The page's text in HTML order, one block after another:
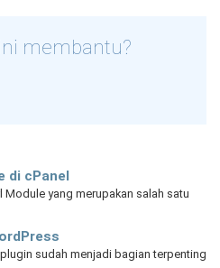
membantu?
di cPanel
Module yang merupakan salah satu
sudah menjadi bagian terpenting